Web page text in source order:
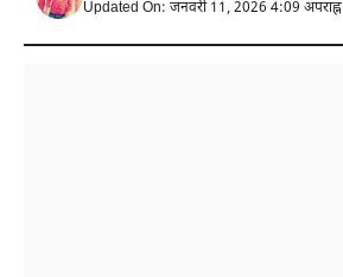
Updated On: जनवरी 11, 2026 4:09 अपराह्न